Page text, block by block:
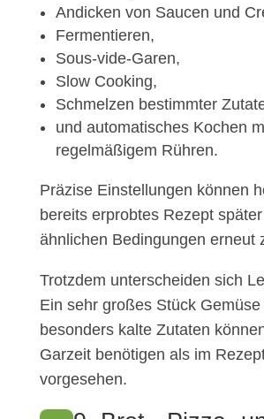
Andicken von Saucen und
Fermentieren,
Sous-vide-Garen,
Slow Cooking,
Schmelzen bestimmter
und automatisches Kochen
regelmäßigem Rühren.
Präzise Einstellungen können
bereits erprobtes Rezept
ähnlichen Bedingungen erneut
Trotzdem unterscheiden sich
Ein sehr großes Stück Gemüse
besonders kalte Zutaten
Garzeit benötigen als im
vorgesehen.